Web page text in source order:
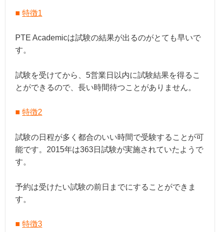
■ 特徴1
PTE Academicは試験の結果が出るのがとても早いで
す。
試験を受けてから、5営業日以内に試験結果を得るこ
とができるので、長い時間待つことがありません。
■ 特徴2
試験の日程が多く都合のいい時間で受験することが可
能です。2015年は363日試験が実施されていたようで
す。
予約は受けたい試験の前日までにすることができま
す。
■ 特徴3